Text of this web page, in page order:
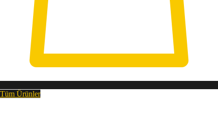
Tüm Ürünler